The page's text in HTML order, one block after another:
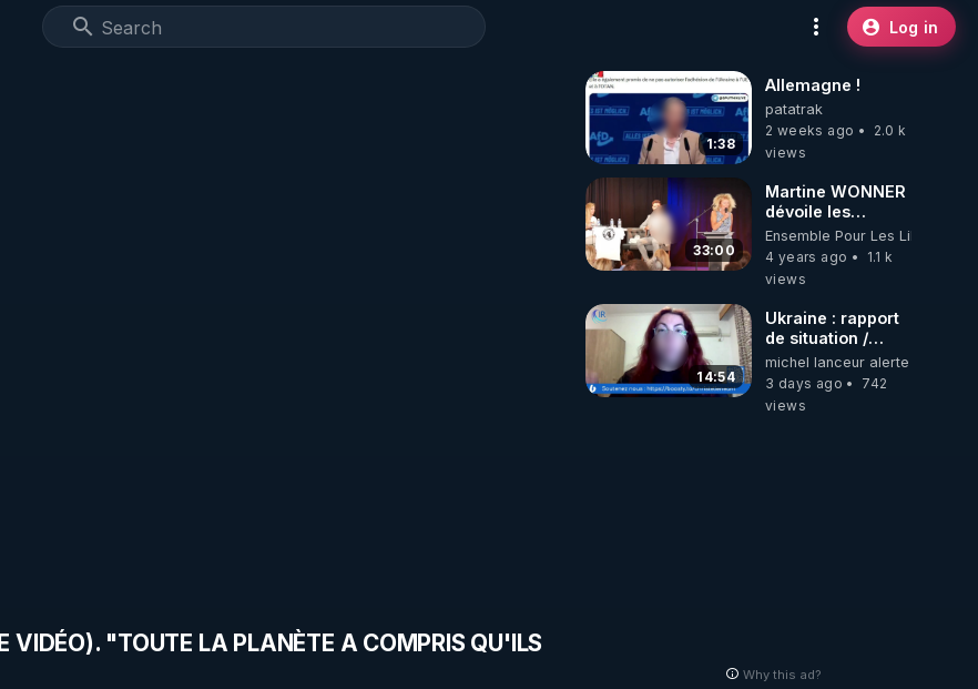
Log in
"TOUTE LA PLANÈTE A COMPRIS QU'ILS
1:38
Allemagne !
patatrak
2 weeks ago
2.0 k
views
33:00
Martine WONNER
dévoile les
coulisses de son
mandat
Ensemble Pour Les Libertés
4 years ago
1.1 k
views
14:54
Ukraine : rapport
de situation /
Sitrep au
02/08/2026
michel lanceur alerte
3 days ago
742
views
Why this ad?